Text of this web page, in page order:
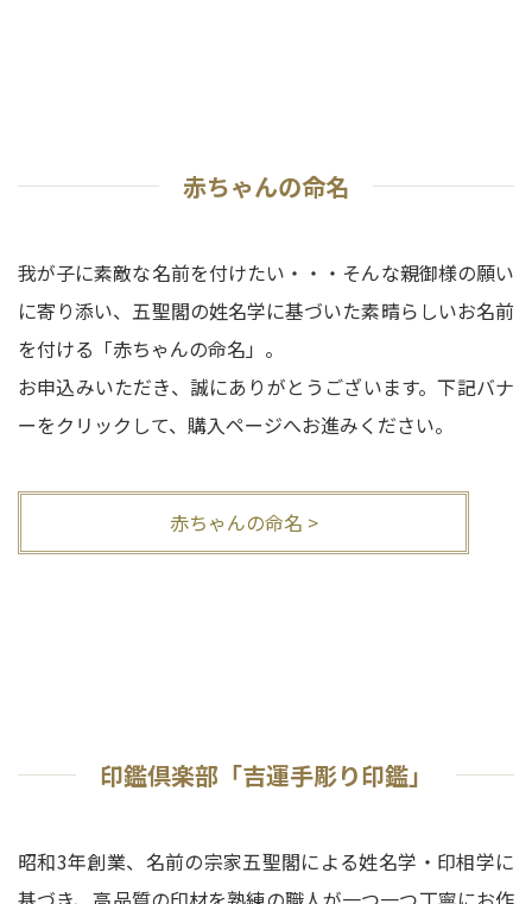
赤ちゃんの命名
我が子に素敵な名前を付けたい・・・そんな親御様の願い
に寄り添い、五聖閣の姓名学に基づいた素晴らしいお名前
を付ける「赤ちゃんの命名」。
お申込みいただき、誠にありがとうございます。下記バナ
ーをクリックして、購入ページへお進みください。
赤ちゃんの命名 >
印鑑倶楽部「吉運手彫り印鑑」
昭和3年創業、名前の宗家五聖閣による姓名学・印相学に